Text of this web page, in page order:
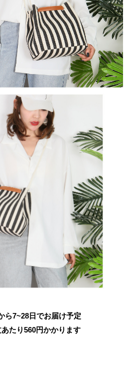
ら7~28日でお届け予定
たり560円かかります